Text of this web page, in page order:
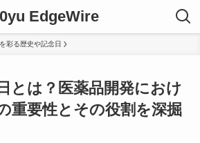
EdgeWire
彩る歴史や記念日
とは？医薬品開発におけ
重要性とその役割を深掘